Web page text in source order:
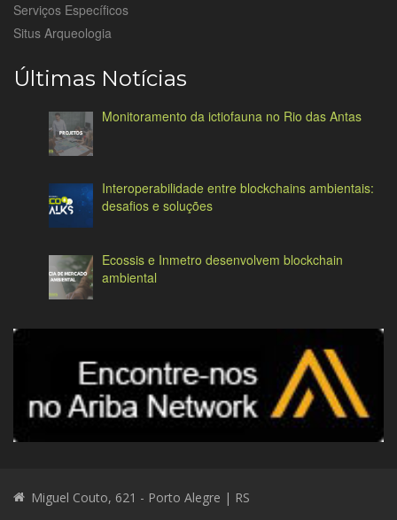
Serviços Específicos
Situs Arqueologia
Últimas Notícias
Monitoramento da ictiofauna no Rio das Antas
Interoperabilidade entre blockchains ambientais:
desafios e soluções
Ecossis e Inmetro desenvolvem blockchain
ambiental
Miguel Couto, 621 - Porto Alegre | RS